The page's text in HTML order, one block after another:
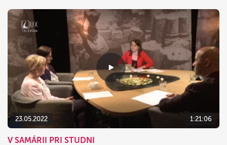
23.05.2022 1:21:06
V SAMÁRII PRI STUDNI